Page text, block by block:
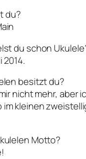
du?
du schon
2014.
besitzt du?
nicht mehr, aber
im kleinen
Motto?